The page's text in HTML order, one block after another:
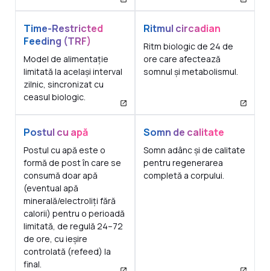
Time-Restricted
Feeding (TRF)
Model de alimentație
limitată la același interval
zilnic, sincronizat cu
ceasul biologic.
Ritmul circadian
Ritm biologic de 24 de
ore care afectează
somnul și metabolismul.
Postul cu apă
Postul cu apă este o
formă de post în care se
consumă doar apă
(eventual apă
minerală/electroliți fără
calorii) pentru o perioadă
limitată, de regulă 24–72
de ore, cu ieșire
controlată (refeed) la
final.
Somn de calitate
Somn adânc și de calitate
pentru regenerarea
completă a corpului.